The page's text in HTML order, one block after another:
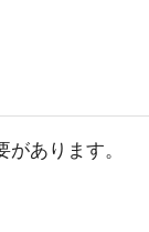
があります。